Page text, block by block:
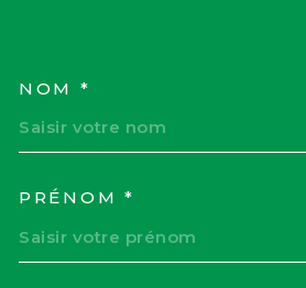
NOM *
PRÉNOM *